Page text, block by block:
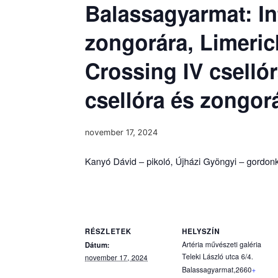
Balassagyarmat:
zongorára,
Crossing IV
csellóra és
november 17, 2024
Kanyó Dávid – pikoló, Újházi Gyöngyi –
RÉSZLETEK
Dátum:
november 17, 2024
HELYSZÍN
Artéria művészeti galéria
Teleki László utca 6/4.
Balassagyarmat,2660+